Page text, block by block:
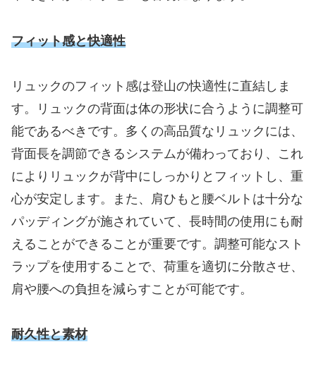
フィット感と快適性
リュックのフィット感は登山の快適性に直結しま
す。リュックの背面は体の形状に合うように調整可
能であるべきです。多くの高品質なリュックには、
背面長を調節できるシステムが備わっており、これ
によりリュックが背中にしっかりとフィットし、重
心が安定します。また、肩ひもと腰ベルトは十分な
パッディングが施されていて、長時間の使用にも耐
えることができることが重要です。調整可能なスト
ラップを使用することで、荷重を適切に分散させ、
肩や腰への負担を減らすことが可能です。
耐久性と素材